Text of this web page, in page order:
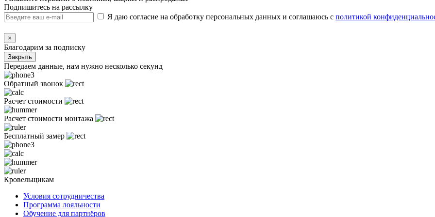
Подпишитесь на рассылку
Я даю согласие на обработку персональных данных и соглашаюсь с политикой
×
Благодарим за подписку
Закрыть
Передаем данные, нам нужно несколько секунд
Обратный звонок
Расчет стоимости
Расчет стоимости монтажа
Бесплатный замер
Кровельщикам
Условия сотрудничества
Программа лояльности
Обучение для партнёров